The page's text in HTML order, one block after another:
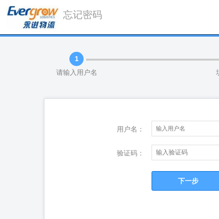
忘记密码
1
请输入用户名
用户名：
验证码：
下一步